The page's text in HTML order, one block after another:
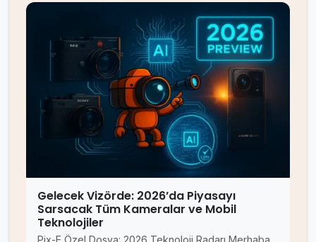
Gelecek Vizörde: 2026’da Piyasayı
Sarsacak Tüm Kameralar ve Mobil
Teknolojiler